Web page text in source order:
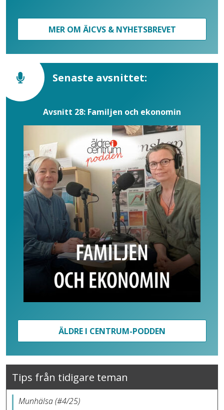
MER OM ÄICVS & NYHETSBREVET
Senaste avsnittet:
Avsnitt 28: Familjen och ekonomin
ÄLDRE I CENTRUM-PODDEN
Tips från tidigare teman
Munhälsa (#4/25)